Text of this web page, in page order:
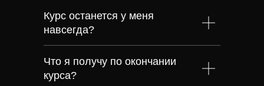
Курс останется у меня
навсегда?
Что я получу по окончании
курса?